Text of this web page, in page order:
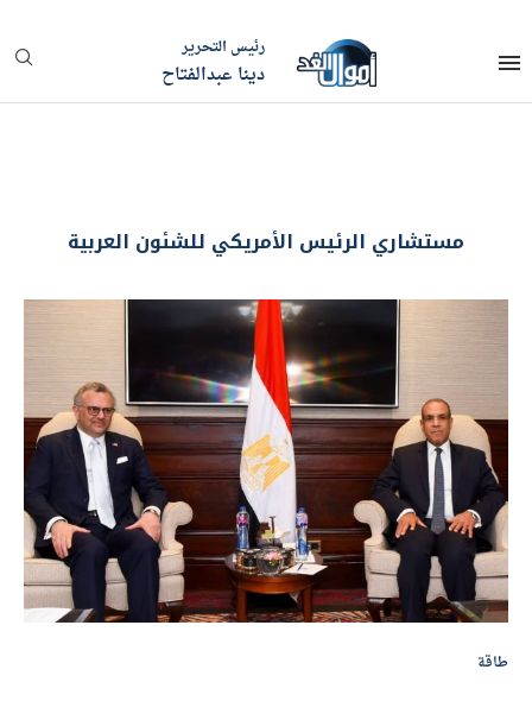
رئيس التحرير
دينا عبدالفتاح
مستشاري الرئيس الأمريكي للشئون العربية